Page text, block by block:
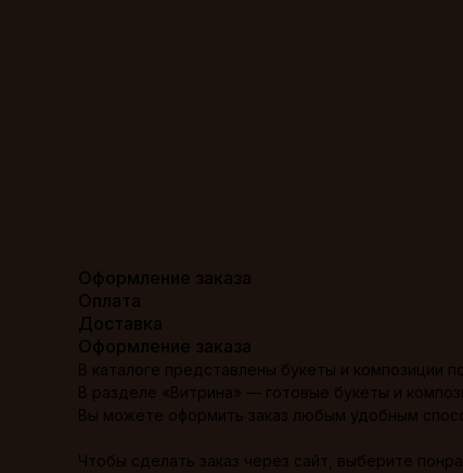
Оформление заказа
Оплата
Доставка
Оформление заказа
В каталоге представлены букеты и композиции
В разделе «Витрина» — готовые букеты и
Вы можете оформить заказ любым удобным
Чтобы сделать заказ через сайт, выберите